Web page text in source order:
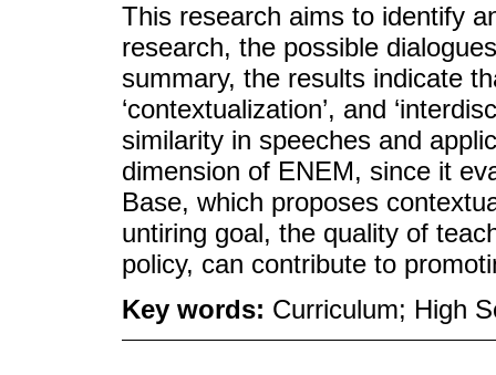
This research aims to identify
research, the possible
summary, the results indicate
‘contextualization’, and
similarity in speeches and
dimension of ENEM, since it
Base, which proposes
untiring goal, the quality of
policy, can contribute to
Key words: Curriculum; High